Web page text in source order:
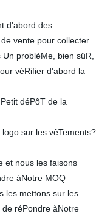
d'abord des
vente pour collecter
problèMe, bien sûR,
véRifier d'abord la
déPôT de la
sur les vêTements?
et nous les faisons
àNotre MOQ
les mettons sur les
réPondre àNotre